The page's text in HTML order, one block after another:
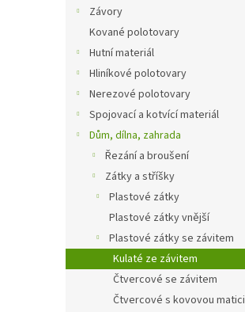
Závory
Kované polotovary
Hutní materiál
Hliníkové polotovary
Nerezové polotovary
Spojovací a kotvící materiál
Dům, dílna, zahrada
Řezání a broušení
Zátky a stříšky
Plastové zátky
Plastové zátky vnější
Plastové zátky se závitem
Kulaté ze závitem
Čtvercové se závitem
Čtvercové s kovovou matici